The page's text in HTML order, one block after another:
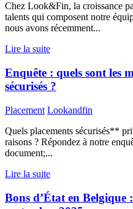
Chez Look&Fin, la croissance
talents qui composent notre
nous avons récemment...
Lire la suite
Enquête : quels sont les
sécurisés ?
Placement Lookandfin
Quels placements sécurisés**
raisons ? Répondez à notre
document;...
Lire la suite
Bons d’État en Belgique